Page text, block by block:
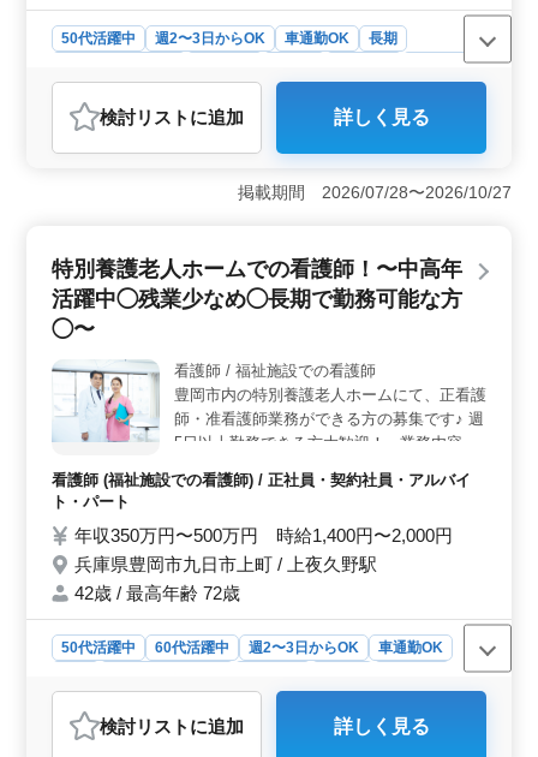
50代活躍中 週2〜3日からOK 車通勤OK
長期
派遣社員
医療事務・受付
おすすめポイント
＜働きやすい環境＞ 兵庫県養父市八鹿町八鹿にある診
察所での医療事務の募集です。車通勤可能で、週2〜3日
からの勤務や残業が少なめな点が魅力です。女性歓迎で
います。総合内科・消化器内科での業務に携わります。
シニア層の方も活躍の場が広がっています。 ＜やり
がいある業務＞ 受付窓口の事務、電話、来客応対、予
約管理、カルテ作成、レセプト作成、診療補助など幅広
い業務に携われます。週3日以上の勤務が可能な方を歓迎
し、長期で安定して働ける環境です。皆様のご応募をお
待ちしております。
検討リスト に追加 詳しく見る
掲載期間 2026/07/28〜2026/10/27
特別養護老人ホームでの看護師！〜中高年
活躍中◯残業少なめ◯長期で勤務可能な方
◯〜
看護師 / 福祉施設での看護師
豊岡市内の特別養護老人ホームにて、正看護
師・准看護師業務ができる方の募集です♪ 週
5日以上勤務できる方大歓迎！ --業務内容--
単な医療処置 ・吸引、呼吸器ケア ・レクリ
連休も取得しやすい環境 ＊シニア層歓迎 ＊
社会保険完備 ＊無料駐車場完備 皆様からの
ご応募お待ちしております♪
看護師 (福祉施設での看護師) / 正社員・契約社員・アルバイ
ト・パート
年収350万円〜500万円 時給1,400円〜2,000円
兵庫県豊岡市九日市上町 / 上夜久野駅
42歳 / 最高年齢 72歳
50代活躍中 60代活躍中 週2〜3日からOK
車通勤OK
おすすめポイント
検討リスト に追加 詳しく見る